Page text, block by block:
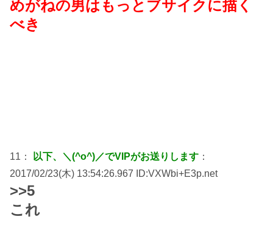
めがねの男はもっとブサイクに描く
べき
11： 以下、＼(^o^)／でVIPがお送りします ：
2017/02/23(木) 13:54:26.967 ID:VXWbi+E3p.net
>>5
これ